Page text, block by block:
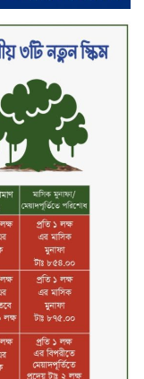
দরপতনের
দরবৃদ্ধির শীর্ষে
দুই বাসের
জন নিহত
বাংলাদেশের
ও ক্যাশলেস
‘ভিশন ২০২৯’
ব্যাংক